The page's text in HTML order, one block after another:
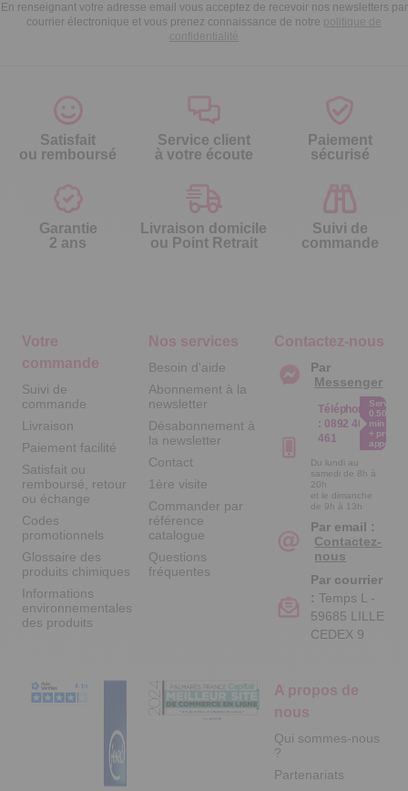
En renseignant votre adresse email vous acceptez de recevoir nos newsletters par
courrier électronique et vous prenez connaissance de notre politique de
confidentialité
Satisfait
ou remboursé
Service client
à votre écoute
Paiement
sécurisé
Garantie
2 ans
Livraison domicile
ou Point Retrait
Suivi de
commande
Votre
commande
Suivi de
commande
Livraison
Paiement facilité
Satisfait ou
remboursé, retour
ou échange
Codes
promotionnels
Glossaire des
produits chimiques
Informations
environnementales
des produits
Nos services
Besoin d'aide
Abonnement à la
newsletter
Désabonnement à
la newsletter
Contact
1ère visite
Commander par
référence
catalogue
Questions
fréquentes
A propos de
nous
Qui sommes-nous
?
Partenariats
Contactez-nous
Par
Messenger
Téléphone
: 0892 461
461
Service
0.50€ /
min
+ prix
appel
Du lundi au
samedi de 8h à
20h
et le dimanche
de 9h à 13h
Par email :
Contactez-
nous
Par courrier
: Temps L -
59685 LILLE
CEDEX 9